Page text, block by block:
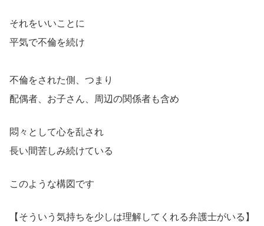
それをいいことに
平気で不倫を続け
不倫をされた側、つまり
配偶者、お子さん、周辺の関係者も含め
悶々として心を乱され
長い間苦しみ続けている
このような構図です
【そういう気持ちを少しは理解してくれる弁護士がいる】